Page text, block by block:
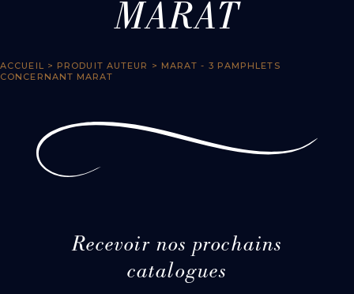
MARAT
ACCUEIL > PRODUIT AUTEUR > MARAT - 3 PAMPHLETS
CONCERNANT MARAT
Recevoir nos prochains
catalogues